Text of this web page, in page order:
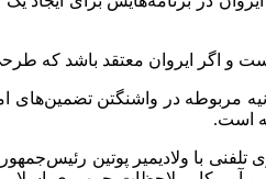
اگر ایروان معتقد باشد که طرحی
مربوطه در واشنگتن
است.
با ولادیمیر پوتین